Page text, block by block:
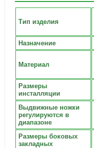
Тип изделия
Назначение
Материал
Размеры
инсталляции
Выдвижные ножки
регулируются в
диапазоне
Размеры боковых
закладных